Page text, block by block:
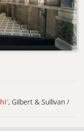
“, Gilbert & Sullivan /